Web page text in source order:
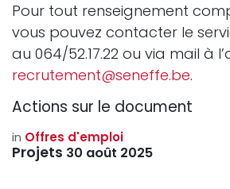
Pour tout renseignement
vous pouvez contacter le
au 064/52.17.22 ou via mail à
recrutement@seneffe.be.
Actions sur le document
in Offres d'emploi
Projets 30 août 2025